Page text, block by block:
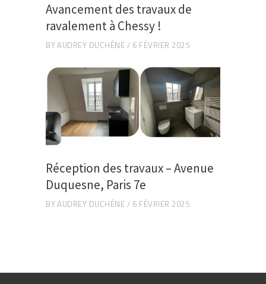
Avancement des travaux de
ravalement à Chessy !
BYAUDREY DUCHÈNE 6 FÉVRIER 2025
Réception des travaux – Avenue
Duquesne, Paris 7e
BYAUDREY DUCHÈNE 6 FÉVRIER 2025